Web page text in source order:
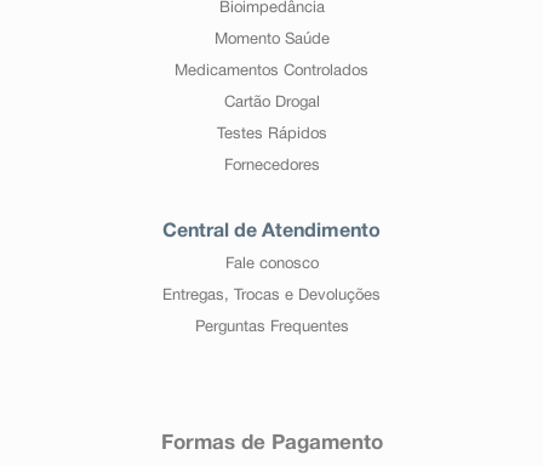
Bioimpedância
Momento Saúde
Medicamentos Controlados
Cartão Drogal
Testes Rápidos
Fornecedores
Central de Atendimento
Fale conosco
Entregas, Trocas e Devoluções
Perguntas Frequentes
Formas de Pagamento